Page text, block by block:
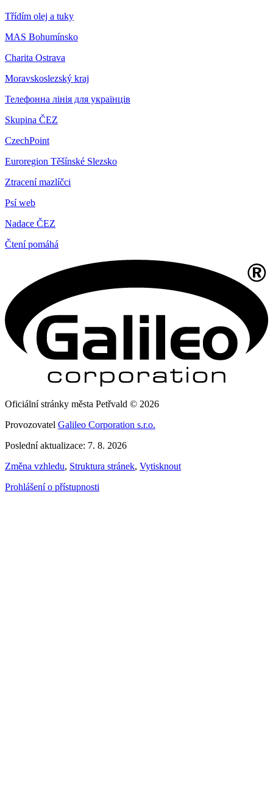
Třídím olej a tuky
MAS Bohumínsko
Charita Ostrava
Moravskoslezský kraj
Телефонна лінія для українців
Skupina ČEZ
CzechPoint
Euroregion Těšínské Slezsko
Ztracení mazlíčci
Psí web
Nadace ČEZ
Čtení pomáhá
Oficiální stránky města Petřvald © 2026
Provozovatel Galileo Corporation s.r.o.
Poslední aktualizace: 7. 8. 2026
Změna vzhledu, Struktura stránek, Vytisknout
Prohlášení o přístupnosti